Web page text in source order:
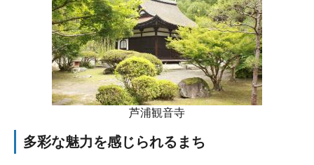
芦浦観音寺
多彩な魅力を感じられるまち